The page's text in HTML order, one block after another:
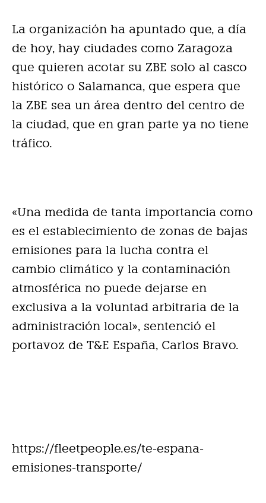
La organización ha apuntado que, a día
de hoy, hay ciudades como Zaragoza
que quieren acotar su ZBE solo al casco
histórico o Salamanca, que espera que
la ZBE sea un área dentro del centro de
la ciudad, que en gran parte ya no tiene
tráfico.
«Una medida de tanta importancia como
es el establecimiento de zonas de bajas
emisiones para la lucha contra el
cambio climático y la contaminación
atmosférica no puede dejarse en
exclusiva a la voluntad arbitraria de la
administración local», sentenció el
portavoz de T&E España, Carlos Bravo.
https://fleetpeople.es/te-espana-
emisiones-transporte/